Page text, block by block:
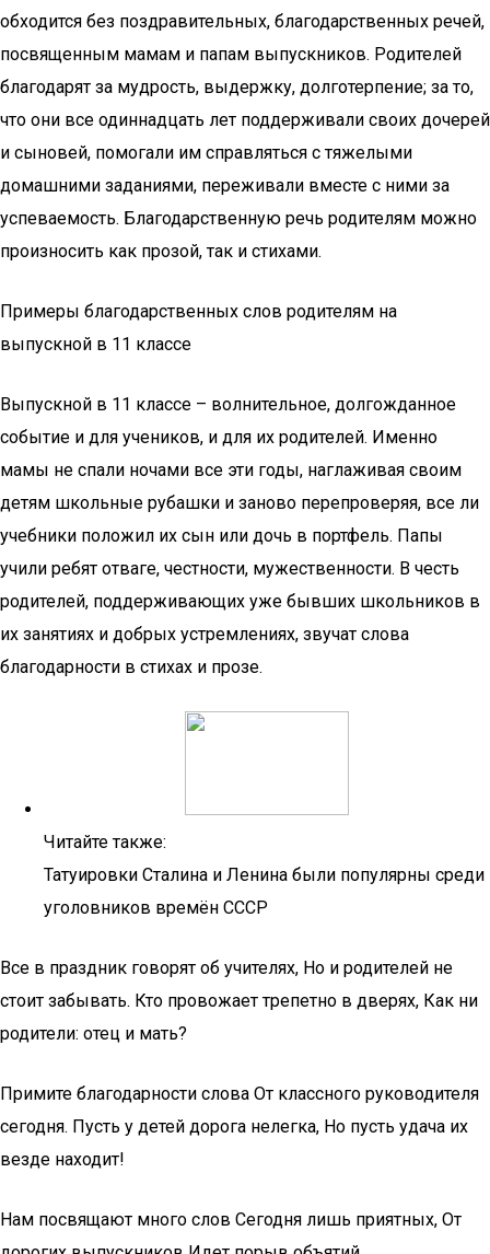
обходится без поздравительных, благодарственных речей,
посвященным мамам и папам выпускников. Родителей
благодарят за мудрость, выдержку, долготерпение; за то,
что они все одиннадцать лет поддерживали своих дочерей
и сыновей, помогали им справляться с тяжелыми
домашними заданиями, переживали вместе с ними за
успеваемость. Благодарственную речь родителям можно
произносить как прозой, так и стихами.
Примеры благодарственных слов родителям на
выпускной в 11 классе
Выпускной в 11 классе – волнительное, долгожданное
событие и для учеников, и для их родителей. Именно
мамы не спали ночами все эти годы, наглаживая своим
детям школьные рубашки и заново перепроверяя, все ли
учебники положил их сын или дочь в портфель. Папы
учили ребят отваге, честности, мужественности. В честь
родителей, поддерживающих уже бывших школьников в
их занятиях и добрых устремлениях, звучат слова
благодарности в стихах и прозе.
Читайте также:
Татуировки Сталина и Ленина были популярны среди
уголовников времён СССР
Все в праздник говорят об учителях, Но и родителей не
стоит забывать. Кто провожает трепетно в дверях, Как ни
родители: отец и мать?
Примите благодарности слова От классного руководителя
сегодня. Пусть у детей дорога нелегка, Но пусть удача их
везде находит!
Нам посвящают много слов Сегодня лишь приятных, От